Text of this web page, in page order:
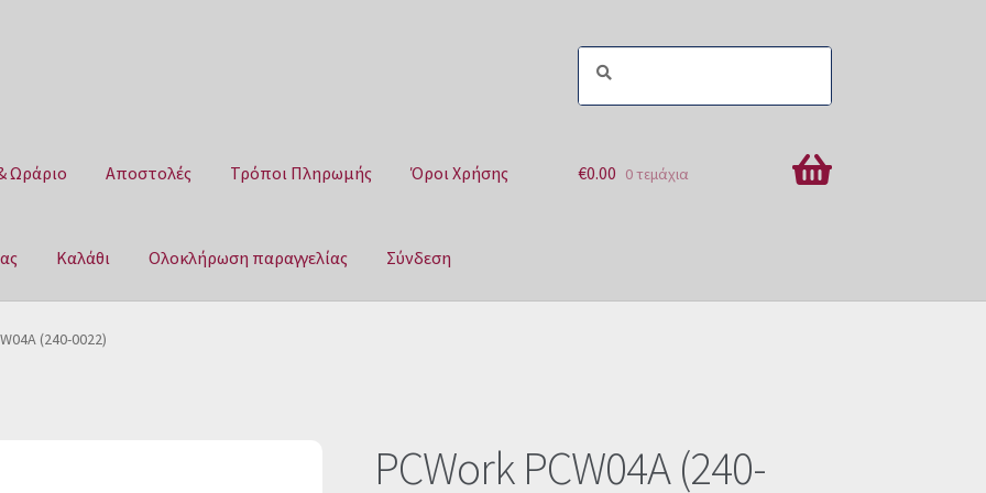
Ωράριο Αποστολές Τρόποι Πληρωμής Όροι Χρήσης
Καλάθι Ολοκλήρωση παραγγελίας Σύνδεση
Αποστολές Τρόποι Πληρωμής
€0.00 0 τεμάχια
(240-0022)
PCWork PCW04A (240-